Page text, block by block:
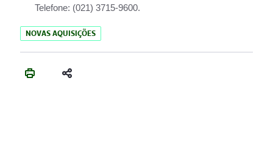
Telefone: (021) 3715-9600.
NOVAS AQUISIÇÕES